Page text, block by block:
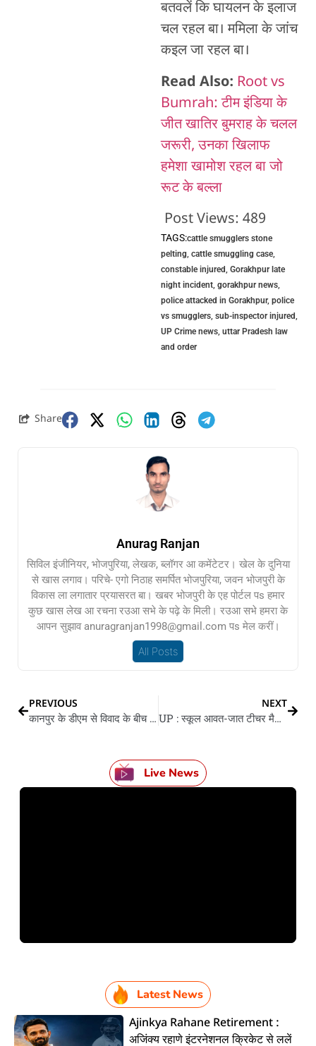
बतवलें कि घायलन के इलाज
चल रहल बा। ममिला के जांच
कइल जा रहल बा।
Read Also: Root vs
Bumrah: टीम इंडिया के
जीत खातिर बुमराह के चलल
जरूरी, उनका खिलाफ
हमेशा खामोश रहल बा जो
रूट के बल्ला
Post Views: 489
TAGS:cattle smugglers stone
pelting, cattle smuggling case,
constable injured, Gorakhpur late
night incident, gorakhpur news,
police attacked in Gorakhpur, police
vs smugglers, sub-inspector injured,
UP Crime news, uttar Pradesh law
and order
Share
Anurag Ranjan
सिविल इंजीनियर, भोजपुरिया, लेखक, ब्लॉगर आ कमेंटेटर। खेल के दुनिया
से खास लगाव। परिचे- एगो निठाह समर्पित भोजपुरिया, जवन भोजपुरी के
विकास ला लगातार प्रयासरत बा। खबर भोजपुरी के एह पोर्टल पs हमार
कुछ खास लेख आ रचना रउआ सभे के पढ़े के मिली। रउआ सभे हमरा के
आपन सुझाव anuragranjan1998@gmail.com पs मेल करीं।
All Posts
PREVIOUS
कानपुर के डीएम से विवाद के बीच CMO हरदत्त नेमी सस्पेंड, उदय नाथ के मिलल जिम्मेदारी
NEXT
UP : स्कूल आवत-जात टीचर मैडम के भइल ऑटो चालक से लव… चार साल चलल प्यार, अब ड्राइवर कइलस बियाह से इनकार
Live News
Latest News
Ajinkya Rahane Retirement :
अजिंक्य रहाणे इंटरनेशनल क्रिकेट से ललें